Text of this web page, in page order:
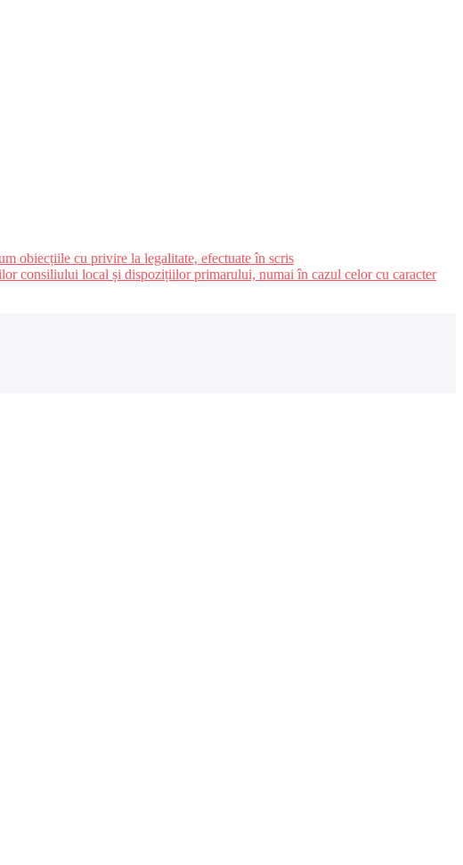
obiecțiile cu privire la legalitate, efectuate în scris
consiliului local și dispozițiilor primarului, numai în cazul celor cu caracter